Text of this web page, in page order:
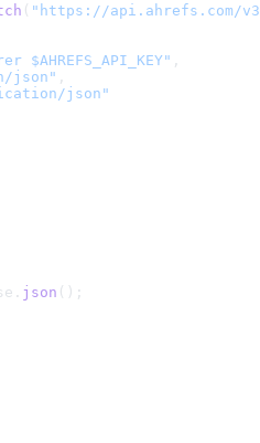
( " https://api.ahrefs.com/
$AHREFS_API_KEY" ,
json" ,
json"
json ();